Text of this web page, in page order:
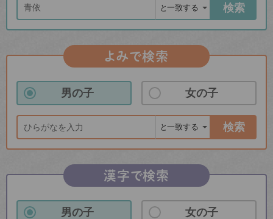
検索
よみで検索
男の子 女の子
検索
漢字で検索
男の子 女の子